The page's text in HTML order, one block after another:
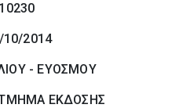
10230
10/2014
- ΕΥΟΣΜΟΥ
ΕΚΔΟΣΗΣ